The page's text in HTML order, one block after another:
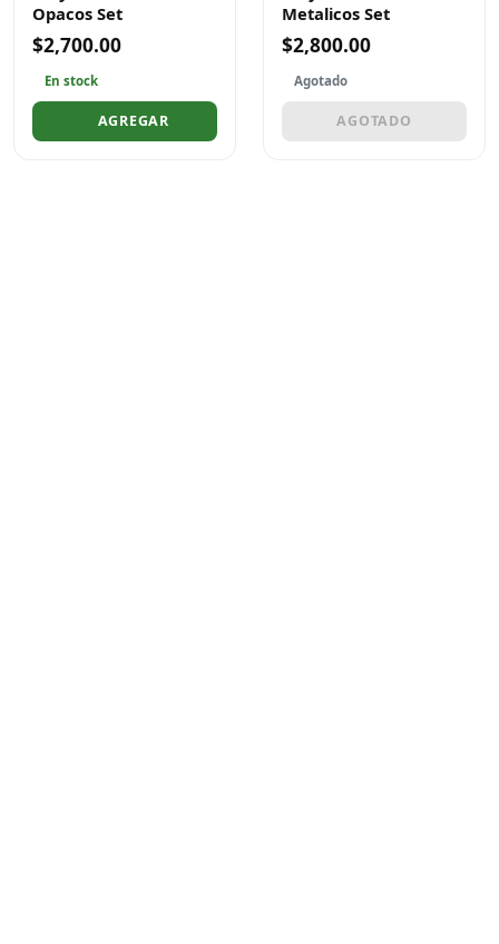
Opacos Set
$2,700.00
En stock
AGREGAR
Metalicos Set
$2,800.00
Agotado
AGOTADO